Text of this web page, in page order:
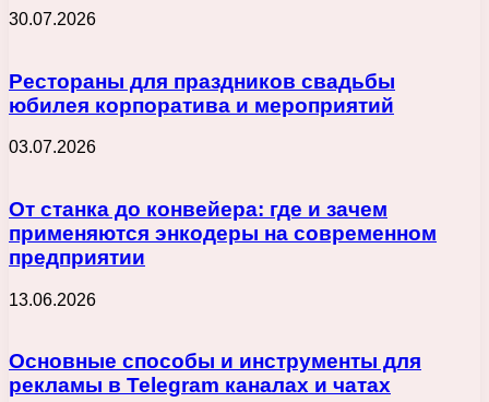
30.07.2026
Рестораны для праздников свадьбы
юбилея корпоратива и мероприятий
03.07.2026
От станка до конвейера: где и зачем
применяются энкодеры на современном
предприятии
13.06.2026
Основные способы и инструменты для
рекламы в Telegram каналах и чатах